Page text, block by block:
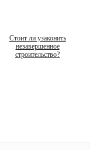
Стоит ли узаконить
незавершенное
строительство?